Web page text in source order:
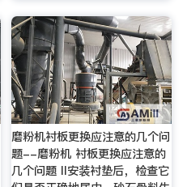
磨粉机衬板更换应注意的几个问
题--磨粉机 衬板更换应注意的
几个问题 II安装衬垫后，检查它